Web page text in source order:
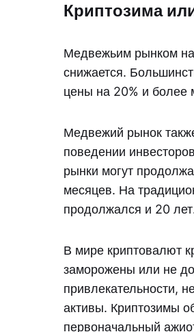
Криптозима
Медвежьим рынком
снижается.
цены на 20% и более
Медвежий рынок
поведении
рынки могут
месяцев. На
продолжался и 20
В мире криптовалют
заморожены или не
привлекательности,
активы. Криптозимы
первоначальный